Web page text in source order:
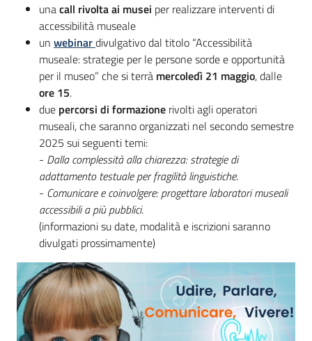
unacall rivolta ai musei per realizzare interventi di
accessibilità museale
un webinardivulgativo dal titolo “Accessibilità
museale: strategie per le persone sorde e opportunità
per il museo” che si terrà mercoledì 21 maggio, dalle
ore 15.
due percorsi di formazione rivolti agli operatori
museali, che saranno organizzati nel secondo semestre
2025 sui seguenti temi:
- Dalla complessità alla chiarezza: strategie di
adattamento testuale per fragilità linguistiche.
- Comunicare e coinvolgere: progettare laboratori museali
accessibili a più pubblici.
(informazioni su date, modalità e iscrizioni saranno
divulgati prossimamente)